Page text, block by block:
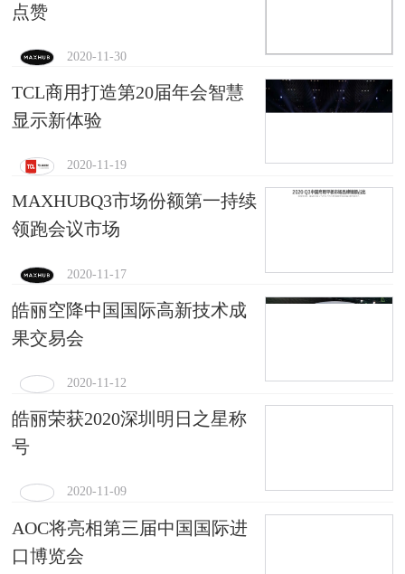
点赞
2020-11-30
TCL商用打造第20届年会智慧
显示新体验
2020-11-19
MAXHUBQ3市场份额第一持续
领跑会议市场
2020-11-17
皓丽空降中国国际高新技术成
果交易会
2020-11-12
皓丽荣获2020深圳明日之星称
号
2020-11-09
AOC将亮相第三届中国国际进
口博览会